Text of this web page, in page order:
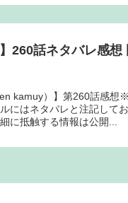
260話ネタバレ感
kamuy）】第260話感
にはネタバレと注記して
に抵触する情報は公開...